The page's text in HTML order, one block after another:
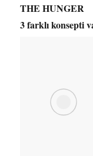
THE HUNGER
3 farklı konsepti